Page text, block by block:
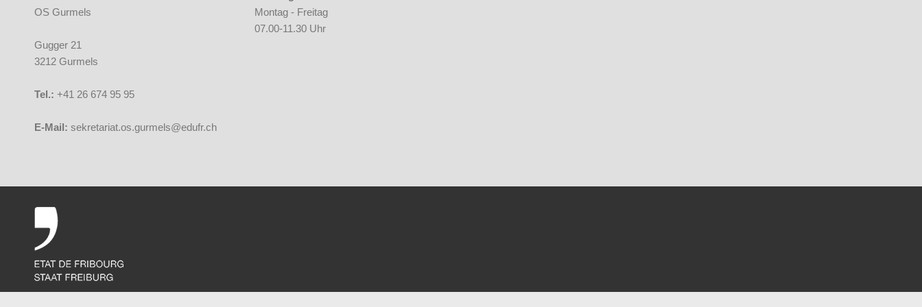
OS Gurmels
Gugger 21
3212 Gurmels
Tel.: +41 26 674 95 95
E-Mail: sekretariat.os.gurmels@edufr.ch
Montag - Freitag
07.00-11.30 Uhr